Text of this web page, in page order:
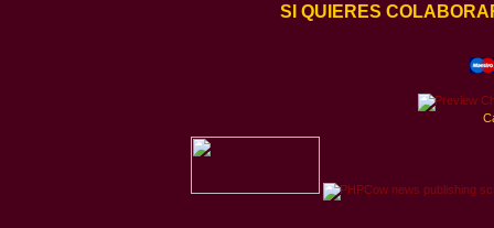
SI QUIERES